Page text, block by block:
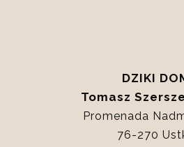
DZIKI
Tomasz
Promenada
76-270